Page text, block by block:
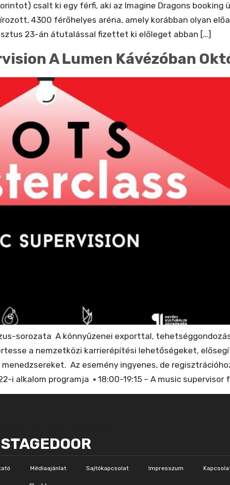
csalt ki egy férfi, aki az Imagine Dragons booking
4300 férőhelyes aréna, amely korábban olyan
23-án átutalással fizettet ki előleget abban […]
A Lumen Kávézóban
sorozata A könnyűzenei exporttal,
a nemzetközi karrierépítési lehetőségeket,
Az esemény ingyenes, de
alkalom programja ▪︎ 18:00-19:15 – A music supervisor
STAGEDOOR
Médiaajánlat Sajtókapcsolat Impresszum